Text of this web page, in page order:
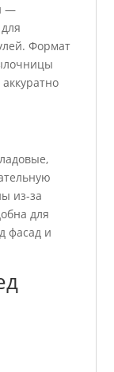
—
Формат
из-за
для
фасад и